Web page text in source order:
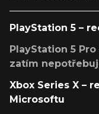
PlayStation 5 –
PlayStation 5
zatím
Xbox Series X –
Microsoftu